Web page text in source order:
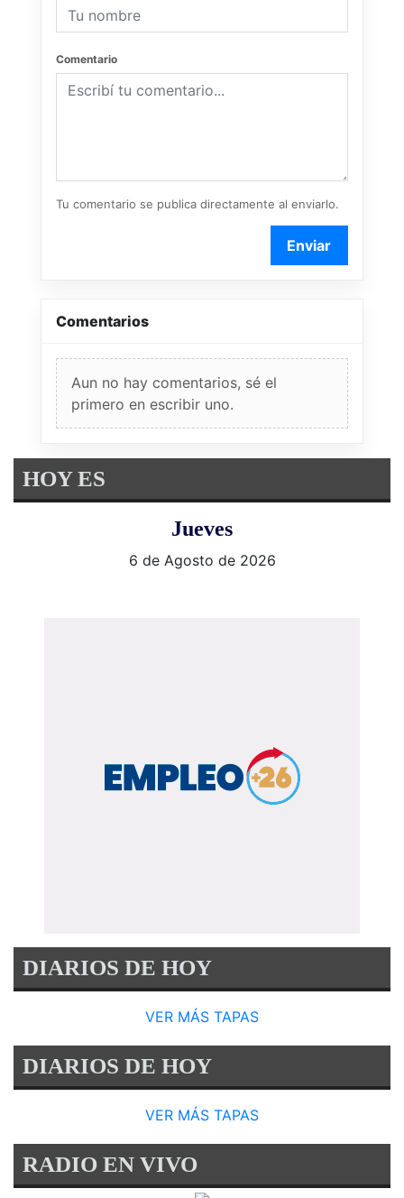
Comentario
Tu comentario se publica directamente al enviarlo.
Enviar
Comentarios
Aun no hay comentarios, sé el
primero en escribir uno.
HOY ES
Jueves
6 de Agosto de 2026
DIARIOS DE HOY
VER MÁS TAPAS
DIARIOS DE HOY
VER MÁS TAPAS
RADIO EN VIVO